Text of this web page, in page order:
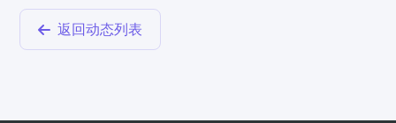
返回动态列表